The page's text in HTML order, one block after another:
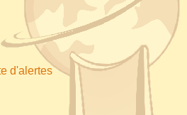
d'alertes